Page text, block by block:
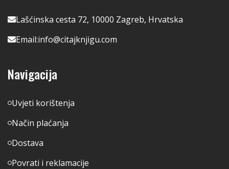
Lašćinska cesta 72, 10000 Zagreb, Hrvatska
Email:info@citajknjigu.com
Navigacija
Uvjeti korištenja
Način plaćanja
Dostava
Povrati i reklamacije